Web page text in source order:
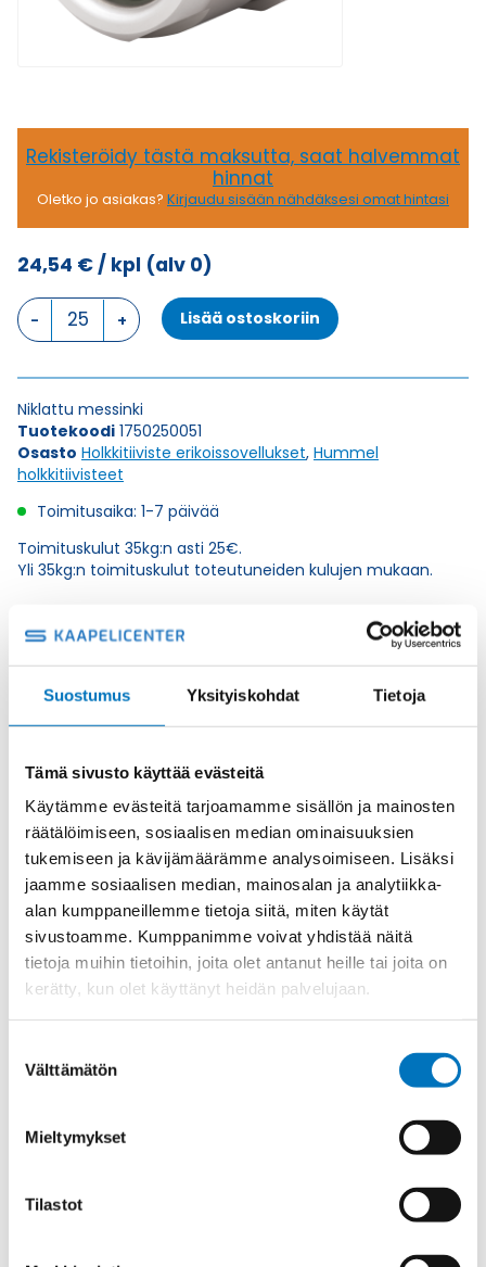
Suostumus Yksityiskohdat Tietoja
Tämä sivusto käyttää evästeitä
Käytämme evästeitä tarjoamamme sisällön ja mainosten
räätälöimiseen, sosiaalisen median ominaisuuksien
tukemiseen ja kävijämäärämme analysoimiseen. Lisäksi
jaamme sosiaalisen median, mainosalan ja analytiikka-
alan kumppaneillemme tietoja siitä, miten käytät
sivustoamme. Kumppanimme voivat yhdistää näitä
tietoja muihin tietoihin, joita olet antanut heille tai joita on
kerätty, kun olet käyttänyt heidän palvelujaan.
valinta
Välttämätön
Mieltymykset
Tilastot
Rekisteröidy tästä maksutta, saat halvemmat
hinnat
Oletko jo asiakas? Kirjaudu sisään nähdäksesi omat hintasi
24,54 €/ kpl (alv 0)
VariaProRail
M25x1,5
18,0mm)
määrä
Lisää ostoskoriin
Niklattu messinki
Tuotekoodi 1750250051
Osasto Holkkitiiviste erikoissovellukset, Hummel
holkkitiivisteet
Toimitusaika: 1-7 päivää
Toimituskulut 35kg:n asti 25€.
Yli 35kg:n toimituskulut toteutuneiden kulujen mukaan.
Valmistaja
Hummel Ag
Korkeus H
29
Kierteen Pituus Gl
Etim 7
Materiaali
Niklattu messinki
Kierre
Metr.
Ulkokierre Ag
M 25 x 1,5
Normen
Min [C]
-40
Max [C]
O-Rengas
EPDM
Avaimenkuva 1 [Mm]
Avaimenkuva 2 [Mm]